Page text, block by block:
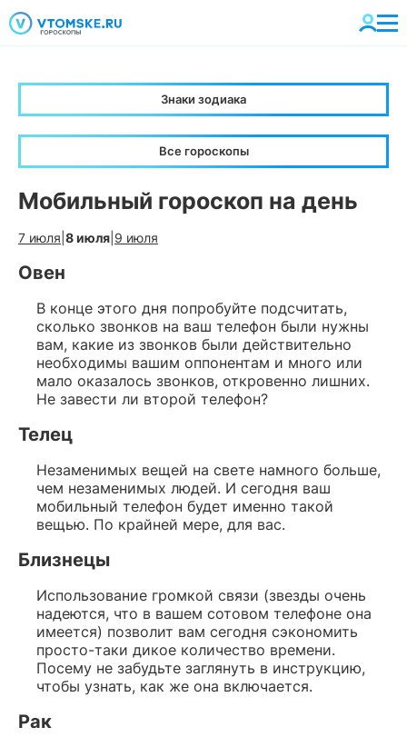
Знаки зодиака
Мобильный гороскоп на день
7 июля 8 июля 9 июля
Овен
В конце этого дня попробуйте подсчитать,
сколько звонков на ваш телефон были нужны
вам, какие из звонков были действительно
необходимы вашим оппонентам и много или
мало оказалось звонков, откровенно лишних.
Не завести ли второй телефон?
Телец
Незаменимых вещей на свете намного больше,
чем незаменимых людей. И сегодня ваш
мобильный телефон будет именно такой
вещью. По крайней мере, для вас.
Близнецы
Использование громкой связи (звезды очень
надеются, что в вашем сотовом телефоне она
имеется) позволит вам сегодня сэкономить
просто-таки дикое количество времени.
Посему не забудьте заглянуть в инструкцию,
чтобы узнать, как же она включается.
Рак
Все гороскопы